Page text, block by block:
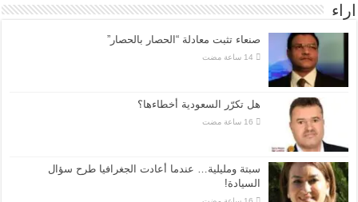
اراء
صنعاء تثبت معادلة “الحصار بالحصار”
هل تكرّر السعودية أخطاءها؟
سبتة ومليلية… عندما أعادت الجغرافيا طرح سؤال
السيادة!